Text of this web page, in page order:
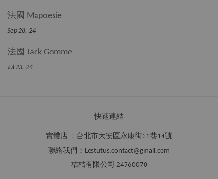
法國 Mapoesie
Sep 28, 24
法國 Jack Gomme
Jul 23, 24
快速連結
實體店 ：台北市大安區永康街31巷14號
聯絡我們：Lestutus.contact@gmail.com
桔桔有限公司 24760070